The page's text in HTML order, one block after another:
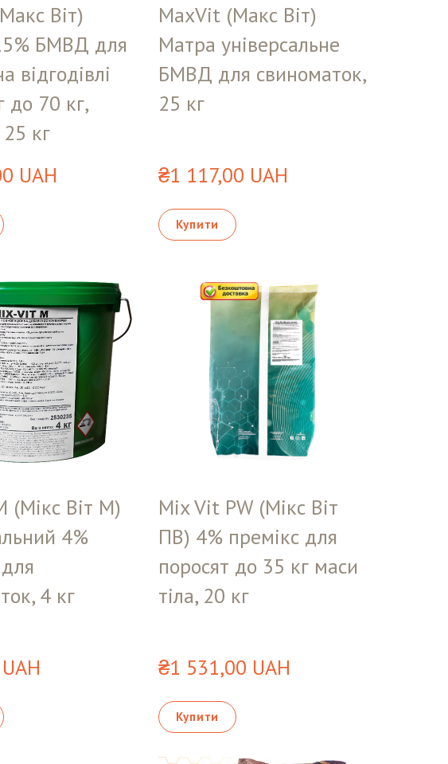
Віт)
БМВД для
відгодівлі
до 70 кг,
кг
UAH
MaxVit (Макс Віт)
Матра універсальне
БМВД для свиноматок,
25 кг
₴1 117,00 UAH
Купити
(Мікс Віт М)
4%
4 кг
Mix Vit PW (Мікс Віт
ПВ) 4% премікс для
поросят до 35 кг маси
тіла, 20 кг
₴1 531,00 UAH
Купити